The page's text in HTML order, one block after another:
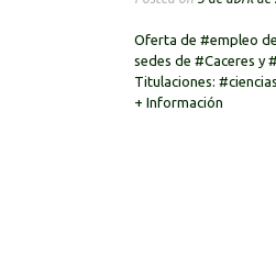
Oferta de #empleo
sedes de #Caceres y
Titulaciones:
+ Información